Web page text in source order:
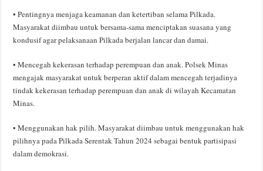
• Pentingnya menjaga keamanan dan ketertiban selama Pilkada.
Masyarakat diimbau untuk bersama-sama menciptakan suasana yang
kondusif agar pelaksanaan Pilkada berjalan lancar dan damai.
• Mencegah kekerasan terhadap perempuan dan anak. Polsek Minas
mengajak masyarakat untuk berperan aktif dalam mencegah terjadinya
tindak kekerasan terhadap perempuan dan anak di wilayah Kecamatan
Minas.
• Menggunakan hak pilih. Masyarakat diimbau untuk menggunakan hak
pilihnya pada Pilkada Serentak Tahun 2024 sebagai bentuk partisipasi
dalam demokrasi.